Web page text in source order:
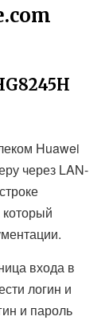
Huawei
через LAN-
входа в
логин и
и пароль